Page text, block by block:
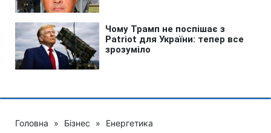
Головна » Бізнес » Енергетика